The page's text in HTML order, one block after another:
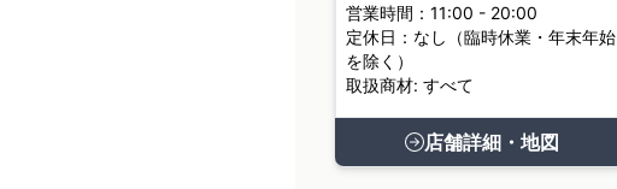
営業時間：11:00 - 20:00
定休日：なし（臨時休業・年末年始
を除く）
取扱商材: すべて
店舗詳細・地図